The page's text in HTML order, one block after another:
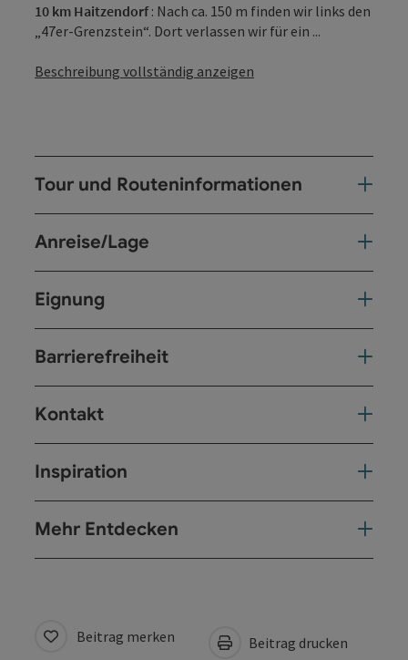
10 km Haitzendorf: Nach ca. 150 m finden wir links den
„47er-Grenzstein“. Dort verlassen wir für ein ...
Beschreibung vollständig anzeigen
Tour und Routeninformationen
Anreise/Lage
Eignung
Barrierefreiheit
Kontakt
Inspiration
Mehr Entdecken
Beitrag merken Beitrag drucken